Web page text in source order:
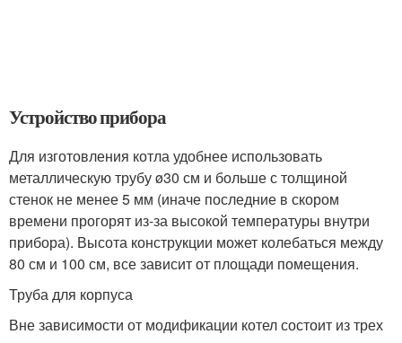
Устройство прибора
Для изготовления котла удобнее использовать
металлическую трубу ø30 см и больше с толщиной
стенок не менее 5 мм (иначе последние в скором
времени прогорят из-за высокой температуры внутри
прибора). Высота конструкции может колебаться между
80 см и 100 см, все зависит от площади помещения.
Труба для корпуса
Вне зависимости от модификации котел состоит из трех